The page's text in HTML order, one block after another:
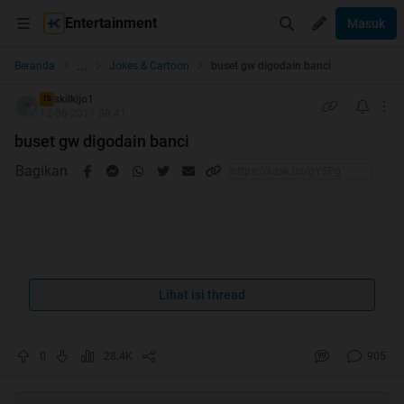
Entertainment Masuk
Beranda ... Jokes & Cartoon buset gw digodain banci
TS skilkijo1
buset gw digodain banci
Bagikan
Lihat isi thread
28.4K 905